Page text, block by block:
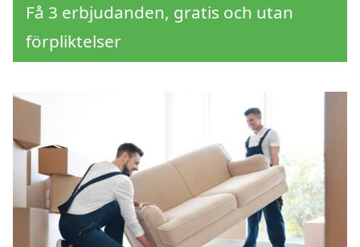
Få 3 erbjudanden, gratis och utan
förpliktelser